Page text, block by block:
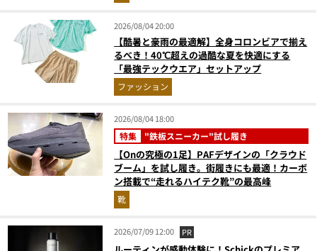
2026/08/04 20:00
【酷暑と豪雨の最適解】全身コロンビアで揃え
るべき！40℃超えの過酷な夏を快適にする
「最強テックウエア」セットアップ
ファッション
2026/08/04 18:00
特集 "鉄板スニーカー"試し履き
【Onの究極の1足】PAFデザインの「クラウド
ブーム」を試し履き。街履きにも最適！カーボ
ン搭載で“走れるハイテク靴”の最高峰
靴
2026/07/09 12:00 PR